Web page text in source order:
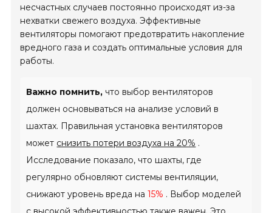
несчастных случаев постоянно происходят из-за
нехватки свежего воздуха. Эффективные
вентиляторы помогают предотвратить накопление
вредного газа и создать оптимальные условия для
работы.
Важно помнить, что выбор вентиляторов
должен основываться на анализе условий в
шахтах. Правильная установка вентиляторов
может снизить потери воздуха на 20% .
Исследование показало, что шахты, где
регулярно обновляют системы вентиляции,
снижают уровень вреда на15% . Выбор моделей